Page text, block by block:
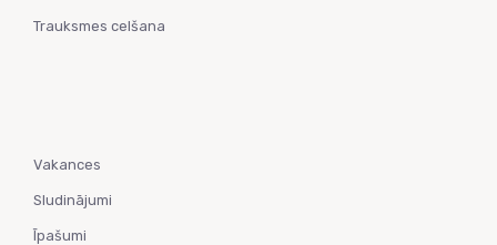
Trauksmes celšana
Vakances
Sludinājumi
Īpašumi